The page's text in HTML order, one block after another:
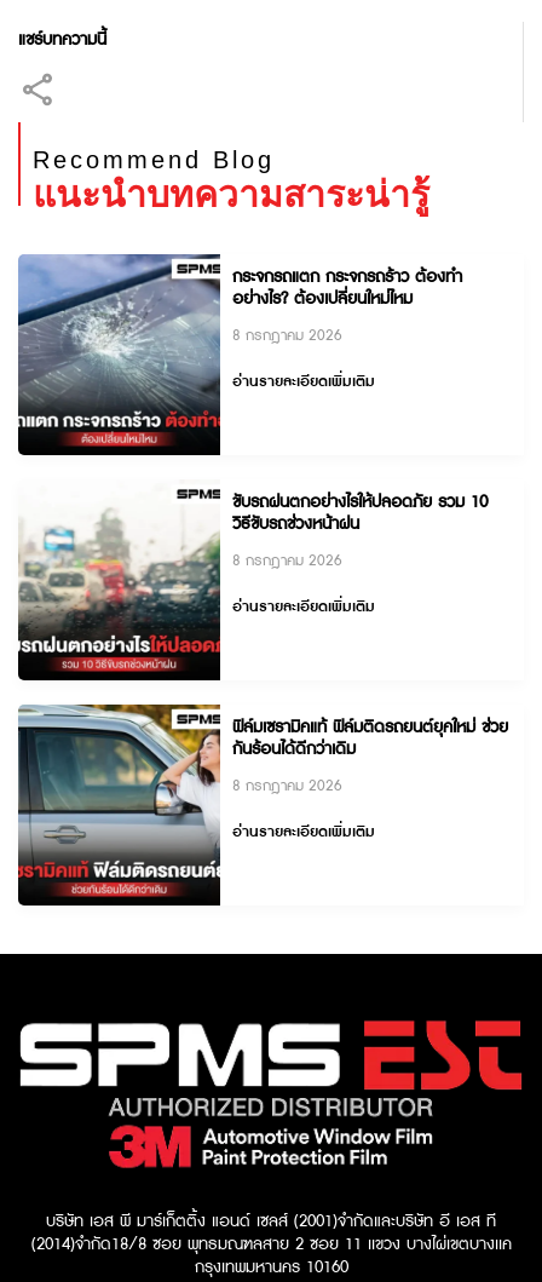
แชร์บทความนี้
Recommend Blog
แนะนำบทความสาระน่ารู้
กระจกรถแตก กระจกรถร้าว ต้องทำ
อย่างไร? ต้องเปลี่ยนใหม่ไหม
8 กรกฎาคม 2026
อ่านรายละเอียดเพิ่มเติม
ขับรถฝนตกอย่างไรให้ปลอดภัย รวม 10
วิธีขับรถช่วงหน้าฝน
8 กรกฎาคม 2026
อ่านรายละเอียดเพิ่มเติม
ฟิล์มเซรามิคแท้ ฟิล์มติดรถยนต์ยุคใหม่ ช่วย
กันร้อนได้ดีกว่าเดิม
8 กรกฎาคม 2026
อ่านรายละเอียดเพิ่มเติม
บริษัท เอส พี มาร์เก็ตติ้ง แอนด์ เซลส์ (2001)จำกัดและบริษัท อี เอส ที
(2014)จำกัด​18/8 ซอย พุทธมณฑลสาย 2 ซอย 11 เเขวง บางไผ่เขตบางเเค
กรุงเทพมหานคร 10160